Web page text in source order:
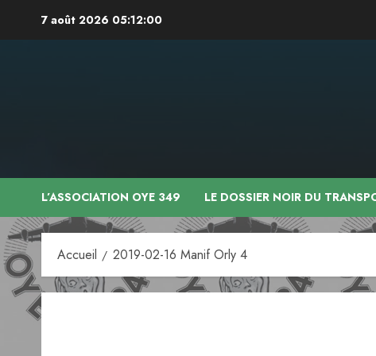
7 août 2026 05:12:01
L’ASSOCIATION OYE 349 LE DOSSIER NOIR DU
Accueil 2019-02-16 Manif Orly 4